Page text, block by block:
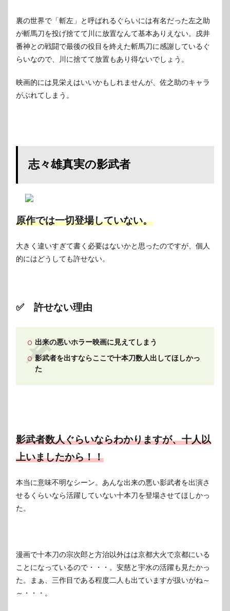
裏の世界で「斬左」と呼ばれるぐらいには有名 だった左之助
が斬馬刀を投げ捨てて川に放置なんて基本ありえない。戌井
番神との戦闘で最後の役目を終えた斬馬刀に感謝しているぐ
らいなので、川に捨てて放置もあり得ないでしょう。
映画的には見栄えはいいかもしれませんが、佐之助のキャラ
がぶれてしまう。
志々雄真実の影武者
原作では一切登場していない。
大きく違いすぎて書く必要はないかと思ったのですが、個人
的にはどうしても許せない。
✅ 許せない理由
出来の悪いホラー映画に見えてしまう
影武者を出すならここで十本刀数人出してほしかっ
た
影武者数人ぐらいならわかりますが、十人以
上いましたから！！
本当に意味不明なシーン。あんな出来の悪い影武者を出演さ
せるくらいなら活躍していない十本刀を登場させてほしかっ
た。
漫画で十本刀の宗次郎と方治以外はは京都大火で京都にいる
ことになっているので・・・。安慈と宇水の活躍も見たかっ
た。まぁ、三作目である程度二人も出ていますが扱いがね～
～・・・。